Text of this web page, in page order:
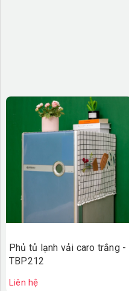
Phủ tủ lạnh vải caro trắng -
TBP212
Liên hệ